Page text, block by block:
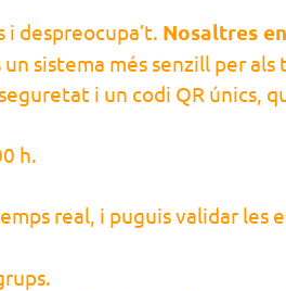
despreocupa’t. Nosaltres
sistema més senzill per als
i un codi QR únics,
h.
real, i puguis validar les